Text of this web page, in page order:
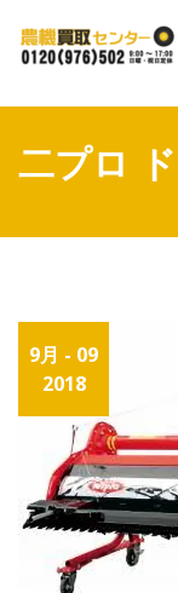
content
二プロ
9月 - 09
2018